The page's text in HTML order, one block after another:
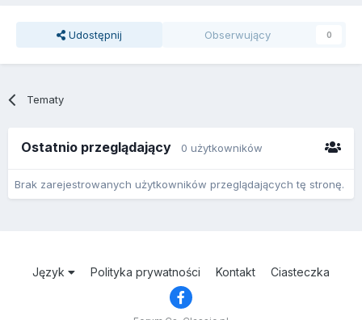
Udostępnij Obserwujący 0
Tematy
Ostatnio przeglądający 0 użytkowników
Brak zarejestrowanych użytkowników przeglądających tę stronę.
Język Polityka prywatności Kontakt Ciasteczka